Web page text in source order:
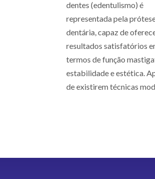
dentes (edentulismo) é
representada pela
dentária, capaz de
resultados satisfatórios
termos de função
estabilidade e estética.
de existirem técnicas